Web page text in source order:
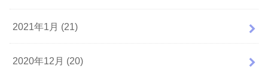
2021年1月 (21)
2020年12月 (20)